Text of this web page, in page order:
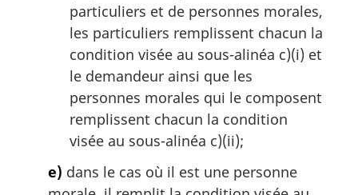
particuliers et de personnes morales,
les particuliers remplissent chacun la
condition visée au sous-alinéa c)(i) et
le demandeur ainsi que les
personnes morales qui le composent
remplissent chacun la condition
visée au sous-alinéa c)(ii);
e) dans le cas où il est une personne